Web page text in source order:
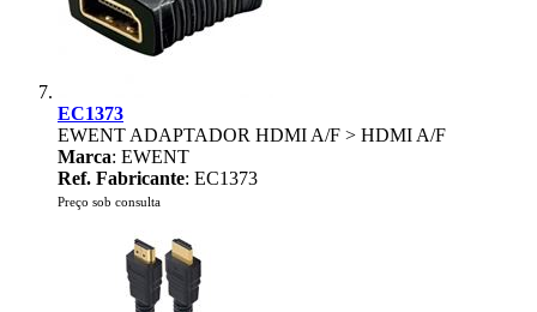
EC1373
EWENT ADAPTADOR HDMI A/F > HDMI A/F
Marca: EWENT
Ref. Fabricante: EC1373
Preço sob consulta